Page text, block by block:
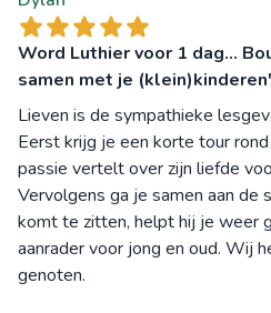
Word Luthier voor 1 dag...
samen met je
Lieven is de sympathieke
Eerst krijg je een korte tour
passie vertelt over zijn liefde
Vervolgens ga je samen aan de
komt te zitten, helpt hij je weer
aanrader voor jong en oud. Wij
genoten.